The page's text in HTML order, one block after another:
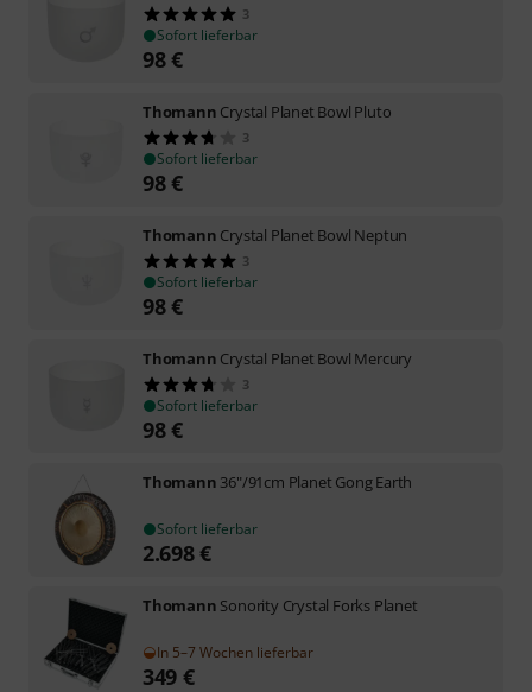
3
Sofort lieferbar
98€
Thomann Crystal Planet Bowl Pluto
3
Sofort lieferbar
98€
Thomann Crystal Planet Bowl Neptun
3
Sofort lieferbar
98€
Thomann Crystal Planet Bowl Mercury
3
Sofort lieferbar
98€
Thomann 36"/91cm Planet Gong Earth
Sofort lieferbar
2.698€
Thomann Sonority Crystal Forks Planet
In 5–7 Wochen lieferbar
349 €